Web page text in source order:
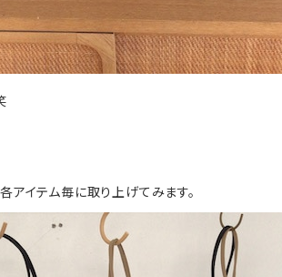
アイテム毎に取り上げてみます。